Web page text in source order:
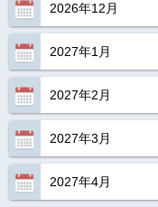
2026年12月
2027年1月
2027年2月
2027年3月
2027年4月